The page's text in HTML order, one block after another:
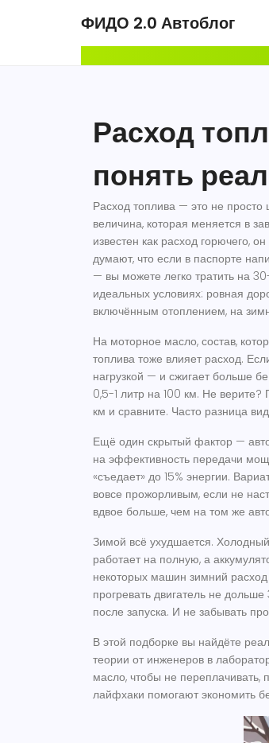
ФИДО 2.0 Автоблог
Расход
понять
Расход топлива — это не просто
величина, которая меняется в
известен как расход горючего,
думают, что если в паспорте
— вы можете легко тратить на
идеальных условиях: ровная
включённым отоплением, на
На моторное масло, состав,
топлива тоже влияет расход.
нагрузкой — и сжигает больше
0,5-1 литр на 100 км. Не
км и сравните. Часто разница
Ещё один скрытый фактор —
на эффективность передачи
«съедает» до 15% энергии.
вовсе прожорливым, если не
вдвое больше, чем на том же
Зимой всё ухудшается.
работает на полную, а
некоторых машин зимний
прогревать двигатель не
после запуска. И не забывать
В этой подборке вы найдёте
теории от инженеров в
масло, чтобы не переплачивать,
лайфхаки помогают экономить